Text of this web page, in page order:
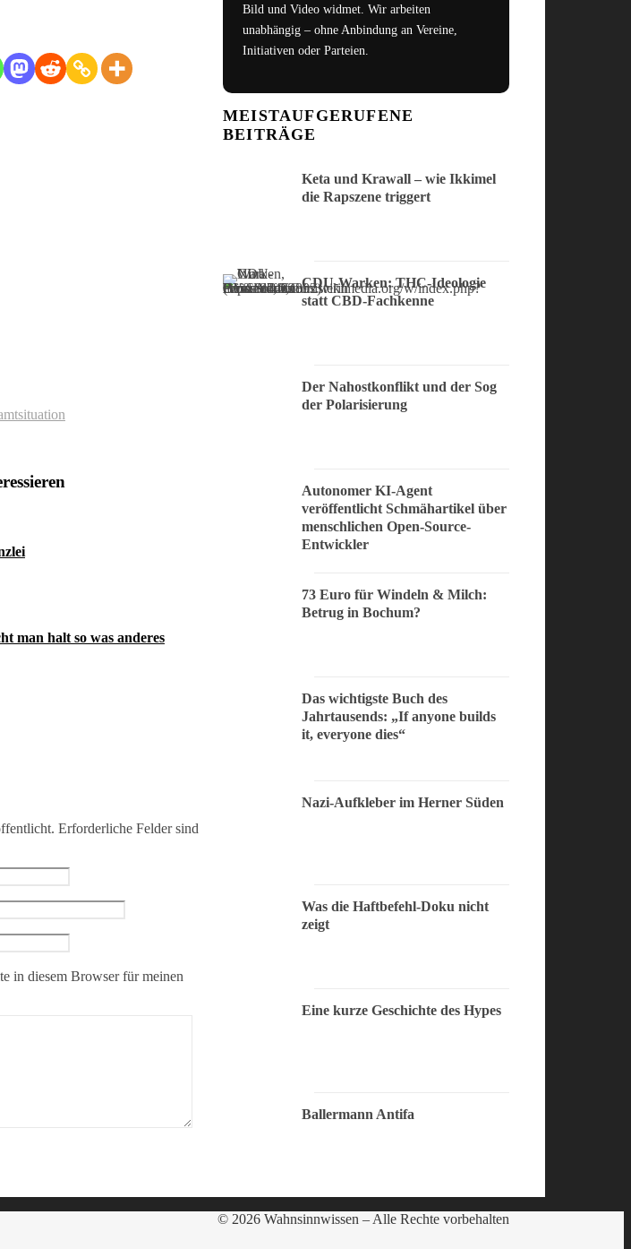
man halt so was anderes
Erforderliche Felder sind
in diesem Browser für meinen
Bild und Video widmet. Wir arbeiten
unabhängig – ohne Anbindung an Vereine,
Initiativen oder Parteien.
MEISTAUFGERUFENE
BEITRÄGE
Keta und Krawall – wie Ikkimel
die Rapszene triggert
CDU-Warken: THC-Ideologie
statt CBD-Fachkenne
Der Nahostkonflikt und der Sog
der Polarisierung
Autonomer KI-Agent
veröffentlicht Schmähartikel über
menschlichen Open-Source-
Entwickler
73 Euro für Windeln & Milch:
Betrug in Bochum?
Das wichtigste Buch des
Jahrtausends: „If anyone builds
it, everyone dies“
Nazi-Aufkleber im Herner Süden
Was die Haftbefehl-Doku nicht
zeigt
Eine kurze Geschichte des Hypes
Ballermann Antifa
© 2026 Wahnsinnwissen – Alle Rechte vorbehalten